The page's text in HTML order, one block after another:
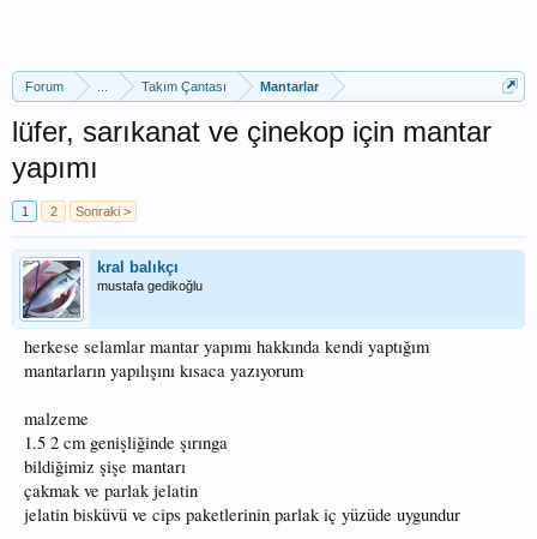
Forum Takım Çantası Mantarlar
lüfer, sarıkanat ve çinekop için mantar
yapımı
1 2 Sonraki >
kral balıkçı
mustafa gedikoğlu
herkese selamlar mantar yapımı hakkında kendi yaptığım
mantarların yapılışını kısaca yazıyorum
malzeme
1.5 2 cm genişliğinde şırınga
bildiğimiz şişe mantarı
çakmak ve parlak jelatin
jelatin bisküvü ve cips paketlerinin parlak iç yüzüde uygundur